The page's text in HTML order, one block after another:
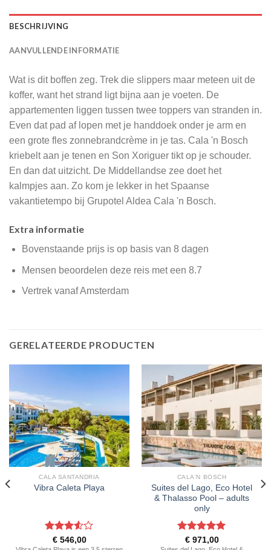
BESCHRIJVING
AANVULLENDE INFORMATIE
Wat is dit boffen zeg. Trek die slippers maar meteen uit de
koffer, want het strand ligt bijna aan je voeten. De
appartementen liggen tussen twee toppers van stranden in.
Even dat pad af lopen met je handdoek onder je arm en
een grote fles zonnebrandcrème in je tas. Cala 'n Bosch
kriebelt aan je tenen en Son Xoriguer tikt op je schouder.
En dan dat uitzicht. De Middellandse zee doet het
kalmpjes aan. Zo kom je lekker in het Spaanse
vakantietempo bij Grupotel Aldea Cala 'n Bosch.
Extra informatie
Bovenstaande prijs is op basis van 8 dagen
Mensen beoordelen deze reis met een 8.7
Vertrek vanaf Amsterdam
GERELATEERDE PRODUCTEN
CALA SANTANDRIA
Vibra Caleta Playa
Gewaardeerd
€546,00
CALA'N BOSCH
Suites del Lago, Eco Hotel
& Thalasso Pool – adults
only
Gewaardeerd
€971,00